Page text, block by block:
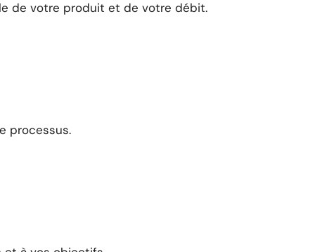
de votre produit et de votre débit.
processus.